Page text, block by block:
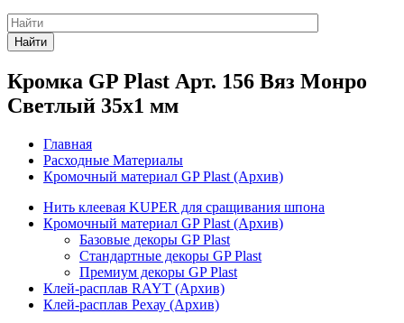
Найти
Кромка GP Plast Арт. 156 Вяз Монро
Светлый 35x1 мм
Главная
Расходные Материалы
Кромочный материал GP Plast (Архив)
Нить клеевая KUPER для сращивания шпона
Кромочный материал GP Plast (Архив)
Базовые декоры GP Plast
Стандартные декоры GP Plast
Премиум декоры GP Plast
Клей-расплав RAYT (Архив)
Клей-расплав Рехау (Архив)